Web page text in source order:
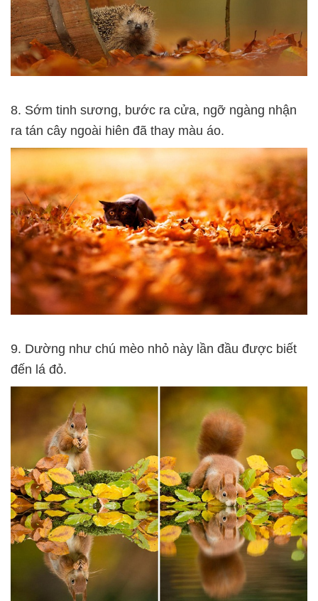
8. Sớm tinh sương, bước ra cửa, ngỡ ngàng nhận
ra tán cây ngoài hiên đã thay màu áo.
9. Dường như chú mèo nhỏ này lần đầu được biết
đến lá đỏ.